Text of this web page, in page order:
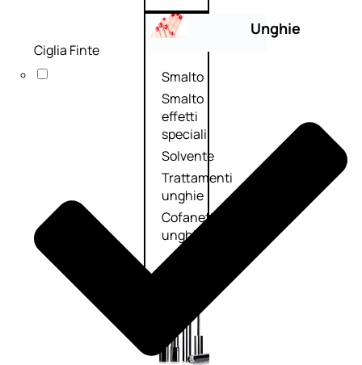
Unghie
Smalto
Smalto
effetti
speciali
Solvente
Trattamenti
unghie
Cofanetti
unghie
Ciglia Finte